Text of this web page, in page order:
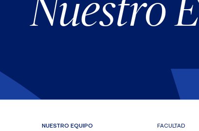
Nuestro
NUESTRO EQUIPO FACULTAD